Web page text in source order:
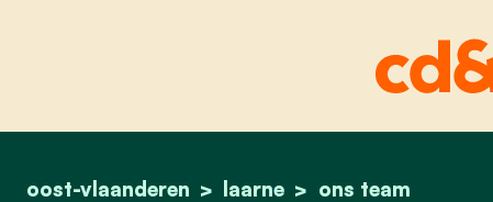
home
oost-vlaanderen laarne ons team
alex de smet